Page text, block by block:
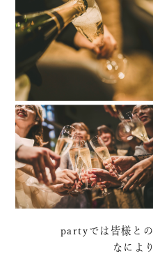
partyでは皆様と
なによ